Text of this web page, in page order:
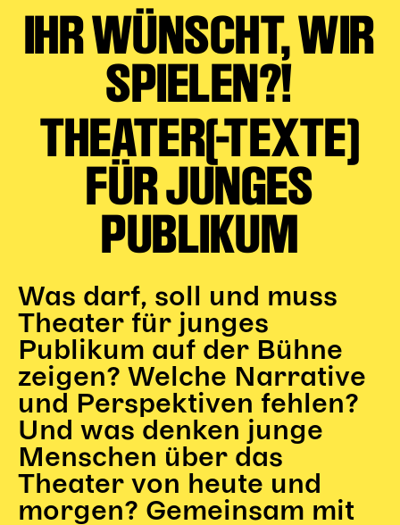
TheaterPaket
Partnerklasse + Partnerschule
Schulabenteuernacht
Probenklasse
Theaterklasse
Vorstellungen für pädagogische Institutionen
Angebote für Pädagog*innen
PädagogikClub
Sommerfest
Newsletter für pädagogische Institutionen
DIGITALE BÜHNE
Gl!tch4
Wem gehört die Bühne?
House of Hybrid Rebels
IHR WÜNSCHT, WIR
SPIELEN?!
THEATER(-TEXTE)
FÜR JUNGES
PUBLIKUM
Was darf, soll und muss
Theater für junges
Publikum auf der Bühne
zeigen? Welche Narrative
und Perspektiven fehlen?
Und was denken junge
Menschen über das
Theater von heute und
morgen? Gemeinsam mit